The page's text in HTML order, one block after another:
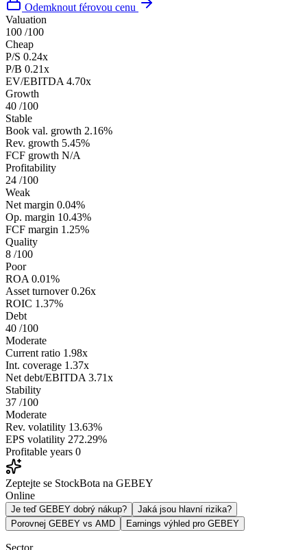
Odemknout férovou cenu
Valuation
100 /100
Cheap
P/S 0.24x
P/B 0.21x
EV/EBITDA 4.70x
Growth
40 /100
Stable
Book val. growth 2.16%
Rev. growth 5.45%
FCF growth N/A
Profitability
24 /100
Weak
Net margin 0.04%
Op. margin 10.43%
FCF margin 1.25%
Quality
8 /100
Poor
ROA 0.01%
Asset turnover 0.26x
ROIC 1.37%
Debt
40 /100
Moderate
Current ratio 1.98x
Int. coverage 1.37x
Net debt/EBITDA 3.71x
Stability
37 /100
Moderate
Rev. volatility 13.63%
EPS volatility 272.29%
Profitable years 0
Zeptejte se StockBota na GEBEY
Online
Je teď GEBEY dobrý nákup?
Jaká jsou hlavní rizika?
Porovnej GEBEY vs AMD
Earnings výhled pro GEBEY
Sector